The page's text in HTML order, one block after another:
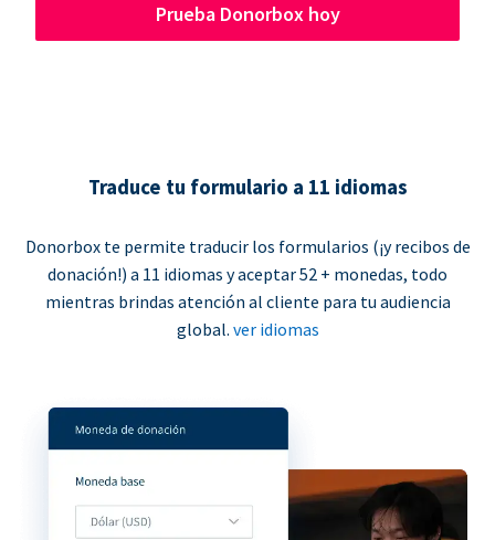
Prueba Donorbox hoy
Traduce tu formulario a 11 idiomas
Donorbox te permite traducir los formularios (¡y recibos de
donación!) a 11 idiomas y aceptar 52 + monedas, todo
mientras brindas atención al cliente para tu audiencia
global. ver idiomas